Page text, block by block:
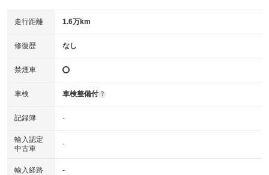
走行距離 1.6万km
修復歴 なし
禁煙車
車検 車検整備付 ?
記録簿 -
輸入認定
中古車
-
輸入経路 -